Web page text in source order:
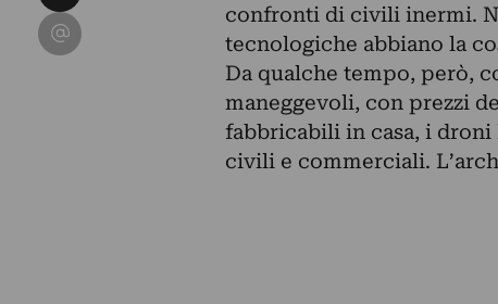
confronti di civili inermi.
tecnologiche abbiano la
Da qualche tempo, però,
maneggevoli, con prezzi
fabbricabili in casa, i
civili e commerciali.
Condividi su Email